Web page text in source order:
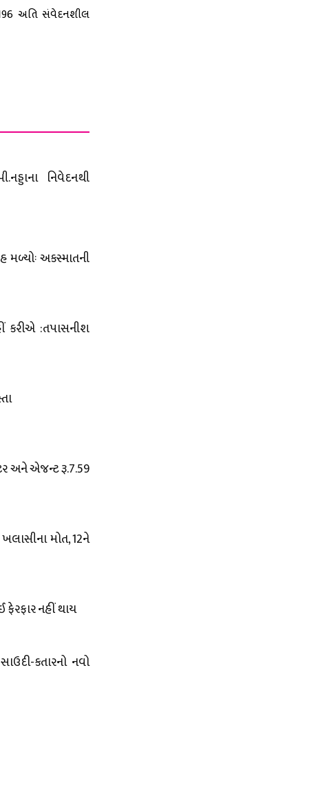
અતિ સંવેદનશીલ
નિવેદનથી
મળ્યોઃ અકસ્માતની
કરીએ :તપાસનીશ
અને એજન્ટ રૂ.7.59
મોત, 12ને
ફેરફાર નહીં થાય
કતારનો નવો